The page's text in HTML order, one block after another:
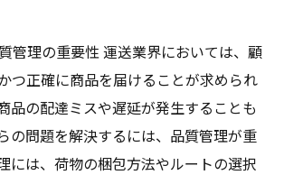
管理の重要性 運送業界においては、顧
つ正確に商品を届けることが求められ
品の配達ミスや遅延が発生することも
の問題を解決するには、品質管理が重
には、荷物の梱包方法やルートの選択